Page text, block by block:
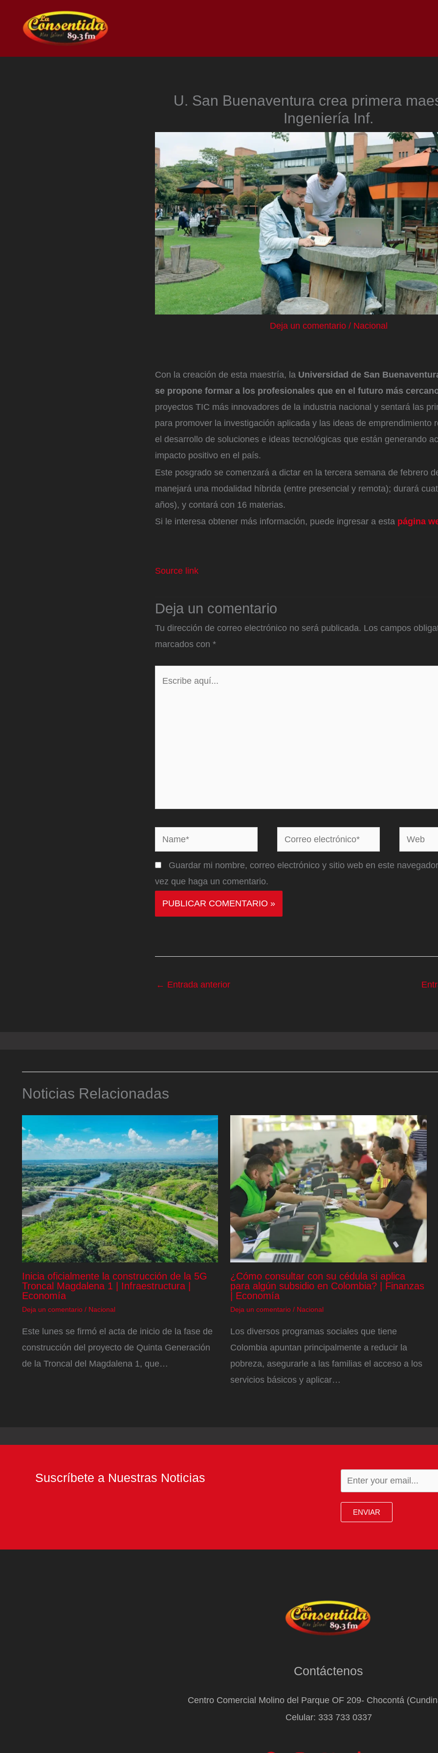
contenido
U. San Buenaventura crea primera
Ingeniería Inf.
Deja un comentario / Nacional
Con la creación de esta maestría, la Universidad de San
se propone formar a los profesionales que en el futuro más
proyectos TIC más innovadores de la industria nacional y sentará las
para promover la investigación aplicada y las ideas de emprendimiento
el desarrollo de soluciones e ideas tecnológicas que están generando
impacto positivo en el país.
Este posgrado se comenzará a dictar en la tercera semana de febrero
manejará una modalidad híbrida (entre presencial y remota); durará
años), y contará con 16 materias.
Si le interesa obtener más información, puede ingresar a esta página
Source link
Deja un comentario
Tu dirección de correo electrónico no será publicada. Los campos
marcados con *
Name*
Correo
electrónico*
Web
Guardar mi nombre, correo electrónico y sitio web en este
vez que haga un comentario.
← Entrada anterior
Noticias Relacionadas
Inicia oficialmente la construcción de la 5G
Troncal Magdalena 1 | Infraestructura |
Economía
Deja un comentario / Nacional
Este lunes se firmó el acta de inicio de la fase de
construcción del proyecto de Quinta Generación
de la Troncal del Magdalena 1, que…
¿Cómo consultar con su cédula si aplica
para algún subsidio en Colombia? | Finanzas
| Economía
Deja un comentario / Nacional
Los diversos programas sociales que tiene
Colombia apuntan principalmente a reducir la
pobreza, asegurarle a las familias el acceso a los
servicios básicos y aplicar…
Suscríbete a Nuestras Noticias
ENVIAR
Contáctenos
Centro Comercial Molino del Parque OF 209- Chocontá
Celular: 333 733 0337